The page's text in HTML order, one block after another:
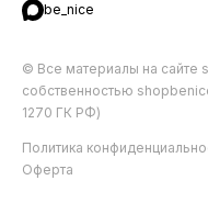
be_nice
© Все материалы на сайте
собственностью
1270 ГК РФ)
Политика
Оферта